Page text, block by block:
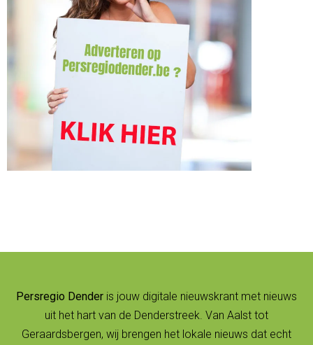
Persregio Dender is jouw digitale nieuwskrant met nieuws
uit het hart van de Denderstreek. Van Aalst tot
Geraardsbergen, wij brengen het lokale nieuws dat echt